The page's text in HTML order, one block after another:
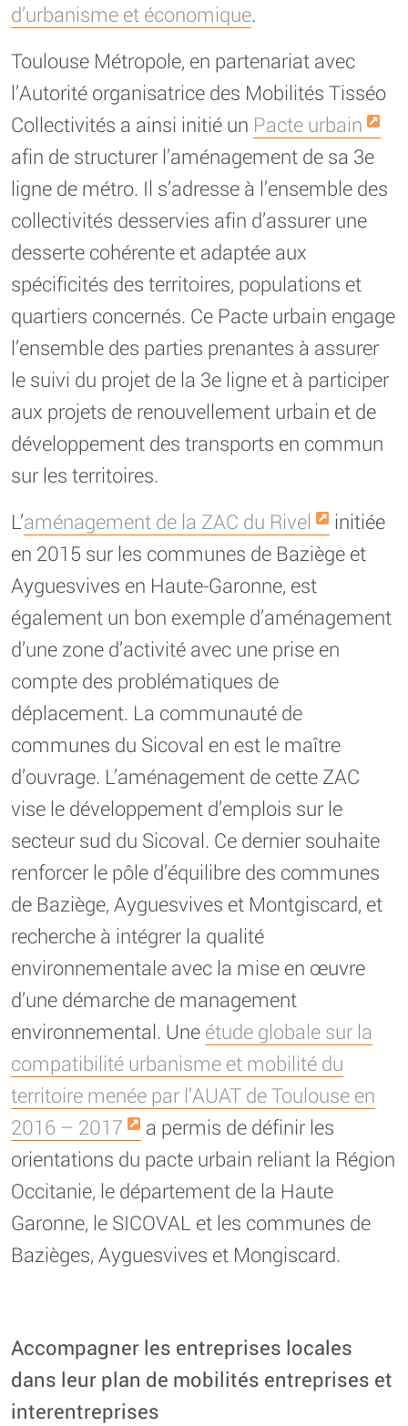
d’urbanisme et économique.
Toulouse Métropole, en partenariat avec
l’Autorité organisatrice des Mobilités Tisséo
Collectivités a ainsi initié un Pacte urbain
afin de structurer l’aménagement de sa 3e
ligne de métro. Il s’adresse à l’ensemble des
collectivités desservies afin d’assurer une
desserte cohérente et adaptée aux
spécificités des territoires, populations et
quartiers concernés. Ce Pacte urbain engage
l’ensemble des parties prenantes à assurer
le suivi du projet de la 3e ligne et à participer
aux projets de renouvellement urbain et de
développement des transports en commun
sur les territoires.
L’aménagement de la ZAC du Rivel
initiée
en 2015 sur les communes de Baziège et
Ayguesvives en Haute-Garonne, est
également un bon exemple d’aménagement
d’une zone d’activité avec une prise en
compte des problématiques de
déplacement. La communauté de
communes du Sicoval en est le maître
d’ouvrage. L’aménagement de cette ZAC
vise le développement d’emplois sur le
secteur sud du Sicoval. Ce dernier souhaite
renforcer le pôle d’équilibre des communes
de Baziège, Ayguesvives et Montgiscard, et
recherche à intégrer la qualité
environnementale avec la mise en œuvre
d’une démarche de management
environnemental. Une étude globale sur la
compatibilité urbanisme et mobilité du
territoire menée par l’AUAT de Toulouse en
2016 – 2017
a permis de définir les
orientations du pacte urbain reliant la Région
Occitanie, le département de la Haute
Garonne, le SICOVAL et les communes de
Bazièges, Ayguesvives et Mongiscard.
Accompagner les entreprises locales
dans leur plan de mobilités entreprises et
interentreprises